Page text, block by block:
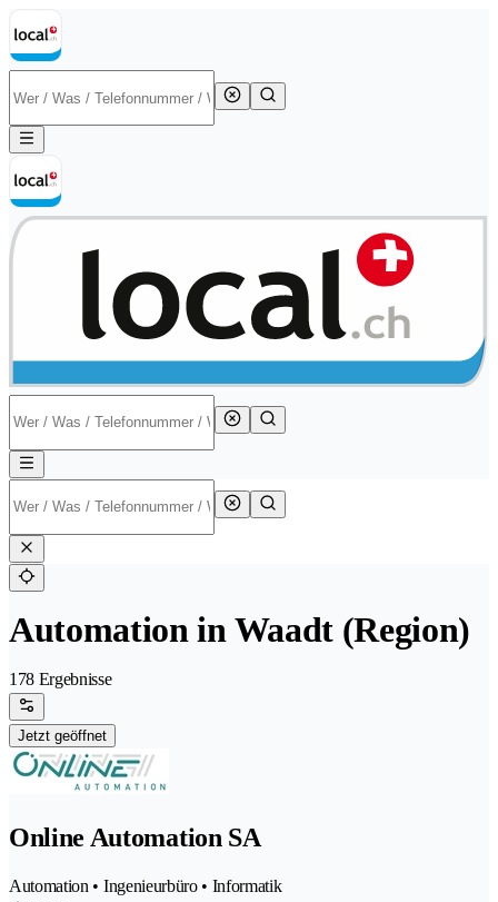
Automation in Waadt (Region)
178 Ergebnisse
Jetzt geöffnet
Online Automation SA
Automation • Ingenieurbüro • Informatik